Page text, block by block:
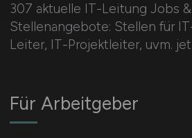
307 aktuelle IT-Leitung Jobs
Stellenangebote: Stellen für
Leiter, IT-Projektleiter, uvm.
Für Arbeitgeber